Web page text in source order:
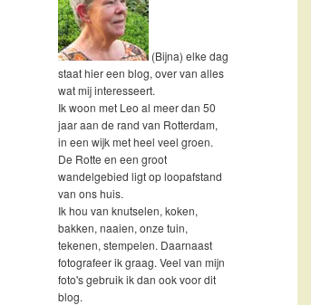
(Bijna) elke dag
staat hier een blog, over van alles
wat mij interesseert.
Ik woon met Leo al meer dan 50
jaar aan de rand van Rotterdam,
in een wijk met heel veel groen.
De Rotte en een groot
wandelgebied ligt op loopafstand
van ons huis.
Ik hou van knutselen, koken,
bakken, naaien, onze tuin,
tekenen, stempelen. Daarnaast
fotografeer ik graag. Veel van mijn
foto's gebruik ik dan ook voor dit
blog.